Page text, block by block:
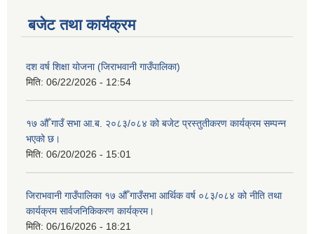
बजेट तथा कार्यक्रम
दश वर्ष शिक्षा योजना (जिराभवानी गाउँपालिका)
मिति: 06/22/2026 - 12:54
१७ औँ गाउँ सभा आ.ब. २०८३/०८४ को बजेट प्रस्तुतीकरण कार्यक्रम सम्पन्न
भएको छ।
मिति: 06/20/2026 - 15:01
जिराभवानी गाउँपालिका १७ औँ गाउँसभा आर्थिक वर्ष ०८३/०८४ को नीति तथा
कार्यक्रम सार्वजनिकिकरण कार्यक्रम।
मिति: 06/16/2026 - 18:21